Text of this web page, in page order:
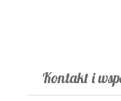
Kontakt i